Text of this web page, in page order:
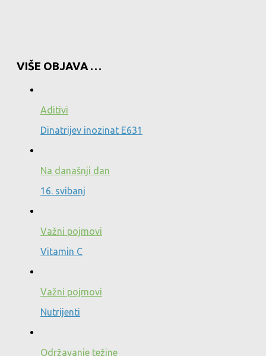
VIŠE OBJAVA …
Aditivi
Dinatrijev inozinat E631
Na današnji dan
16. svibanj
Važni pojmovi
Vitamin C
Važni pojmovi
Nutrijenti
Održavanje težine